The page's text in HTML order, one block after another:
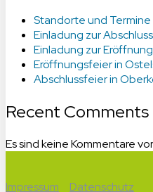
Standorte und
Einladung zur
Einladung zur
Eröffnungsfeier in
Abschlussfeier in
Recent Comments
Es sind keine Kommentare
Impressum Datenschutz